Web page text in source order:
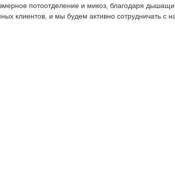
потоотделение и микоз, благодаря
клиентов, и мы будем активно сотрудничать